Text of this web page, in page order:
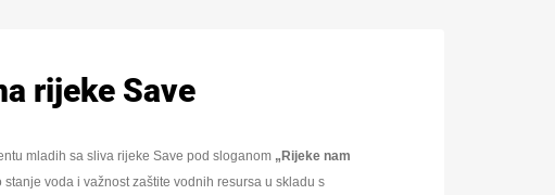
rijeke Save
mladih sa sliva rijeke Save pod sloganom „Rijeke nam
voda i važnost zaštite vodnih resursa u skladu s